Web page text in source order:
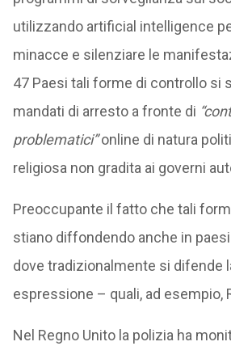
utilizzando artificial intelligence
minacce e silenziare le
47 Paesi tali forme di controllo si
mandati di arresto a fronte di
problematici”online di natura
religiosa non gradita ai governi
Preoccupante il fatto che tali
stiano diffondendo anche in
dove tradizionalmente si difende
espressione – quali, ad esempio,
Nel Regno Unito la polizia ha